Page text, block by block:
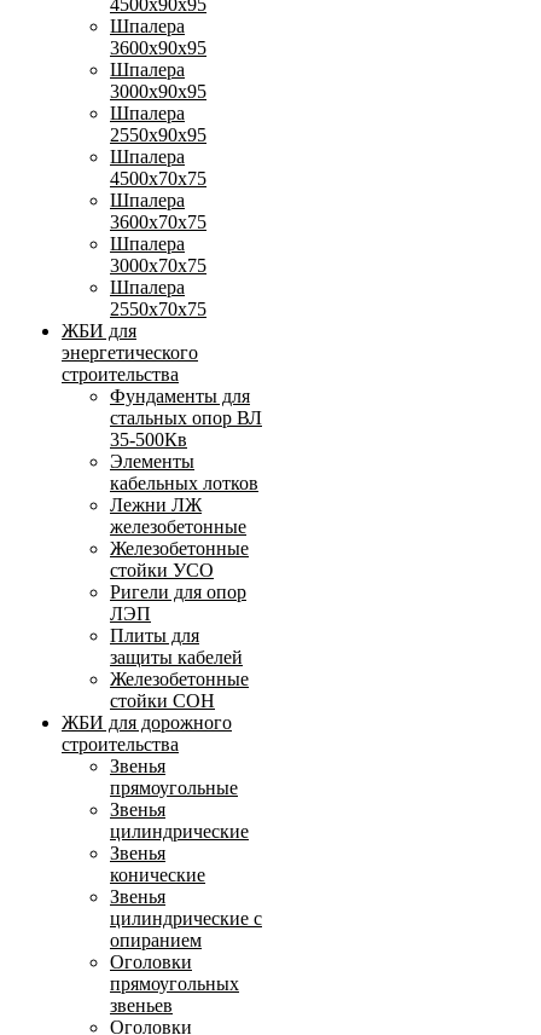
4500х90х95
Шпалера
3600х90х95
Шпалера
3000х90х95
Шпалера
2550х90х95
Шпалера
4500х70х75
Шпалера
3600х70х75
Шпалера
3000х70х75
Шпалера
2550х70х75
ЖБИ для
энергетического
строительства
Фундаменты для
стальных опор ВЛ
35-500Кв
Элементы
кабельных лотков
Лежни ЛЖ
железобетонные
Железобетонные
стойки УСО
Ригели для опор
ЛЭП
Плиты для
защиты кабелей
Железобетонные
стойки СОН
ЖБИ для дорожного
строительства
Звенья
прямоугольные
Звенья
цилиндрические
Звенья
конические
Звенья
цилиндрические с
опиранием
Оголовки
прямоугольных
звеньев
Оголовки